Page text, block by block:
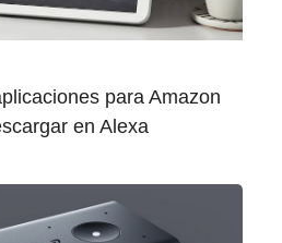
para Amazon
en Alexa